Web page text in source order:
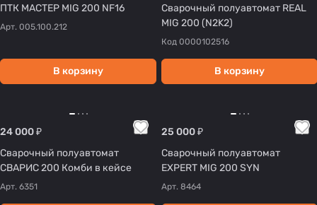
ПТК МАСТЕР MIG 200 NF16
Арт. 005.100.212
В корзину
Сварочный полуавтомат REAL
MIG 200 (N2K2)
Код 0000102516
В корзину
24 000 ₽
Сварочный полуавтомат
СВАРИС 200 Комби в кейсе
Арт. 6351
25 000 ₽
Сварочный полуавтомат
EXPERT MIG 200 SYN
Арт. 8464